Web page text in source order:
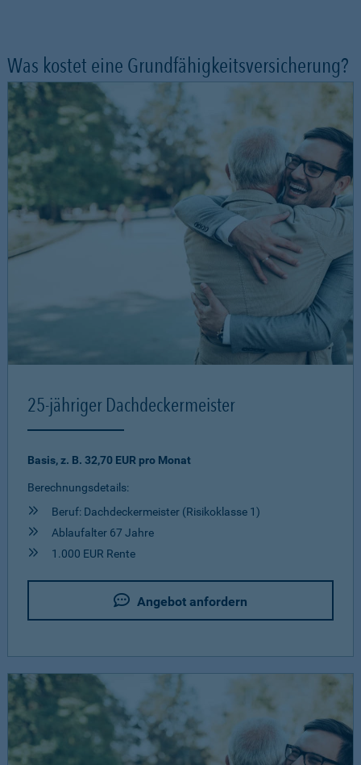
Was kostet eine Grundfähigkeitsversicherung?
25-jähriger Dachdeckermeister
Basis, z. B. 32,70 EUR pro Monat
Berechnungsdetails:
Beruf: Dachdeckermeister (Risikoklasse 1)
Ablaufalter 67 Jahre
1.000 EUR Rente
Angebot anfordern